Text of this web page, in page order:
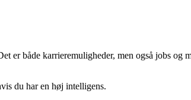
er både karrieremuligheder, men også jobs og
du har en høj intelligens.